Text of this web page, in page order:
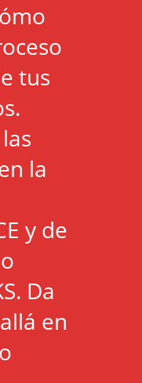
tus
la
y de
Da
en